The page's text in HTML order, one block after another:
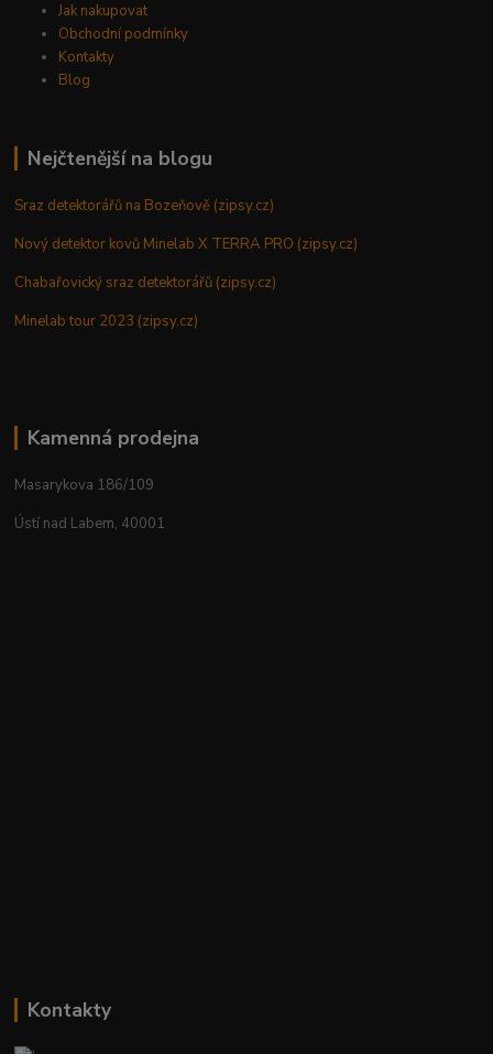
Jak nakupovat
Obchodní podmínky
Kontakty
Blog
Nejčtenější na blogu
Sraz detektorářů na Bozeňově (zipsy.cz)
Nový detektor kovů Minelab X TERRA PRO (zipsy.cz)
Chabařovický sraz detektorářů (zipsy.cz)
Minelab tour 2023 (zipsy.cz)
Kamenná prodejna
Masarykova 186/109
Ústí nad Labem, 40001
Kontakty